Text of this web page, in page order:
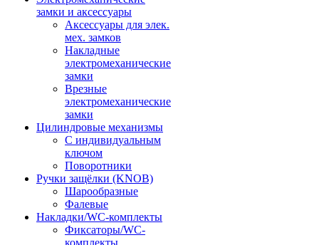
замки и аксессуары
Аксессуары для элек.
мех. замков
Накладные
электромеханические
замки
Врезные
электромеханические
замки
Цилиндровые механизмы
С индивидуальным
ключом
Поворотники
Ручки защёлки (KNOB)
Шарообразные
Фалевые
Накладки/WC-комплекты
Фиксаторы/WC-
комплекты